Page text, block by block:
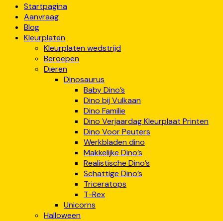
Startpagina
Aanvraag
Blog
Kleurplaten
Kleurplaten wedstrijd
Beroepen
Dieren
Dinosaurus
Baby Dino’s
Dino bij Vulkaan
Dino Familie
Dino Verjaardag Kleurplaat Printen
Dino Voor Peuters
Werkbladen dino
Makkelijke Dino’s
Realistische Dino’s
Schattige Dino’s
Triceratops
T-Rex
Unicorns
Halloween